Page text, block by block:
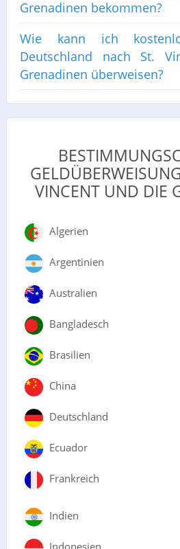
Grenadinen bekommen?
Wie kann ich
Deutschland nach St.
Grenadinen überweisen?
VINCENT UND DIE
Algerien
Argentinien
Australien
Bangladesch
Brasilien
China
Deutschland
Ecuador
Frankreich
Indien